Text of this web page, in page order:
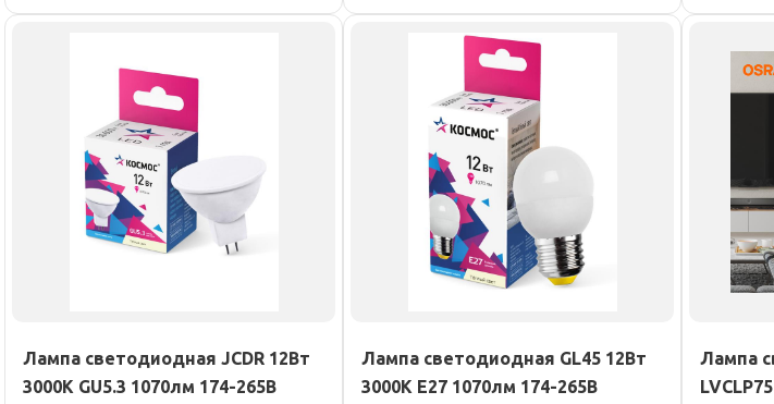
Лампа светодиодная JCDR 12Вт
3000К GU5.3 1070лм 174-265В
Лампа светодиодная GL45 12Вт
3000К E27 1070лм 174-265В
Лампа